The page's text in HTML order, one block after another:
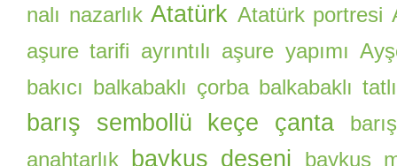
nalı nazarlık Atatürk Atatürk portresi
aşure tarifi ayrıntılı aşure yapımı
bakıcı
balkabaklı çorba balkabaklı tatlı
barış sembollü keçe çanta
anahtarlık
baykuş deseni baykuş